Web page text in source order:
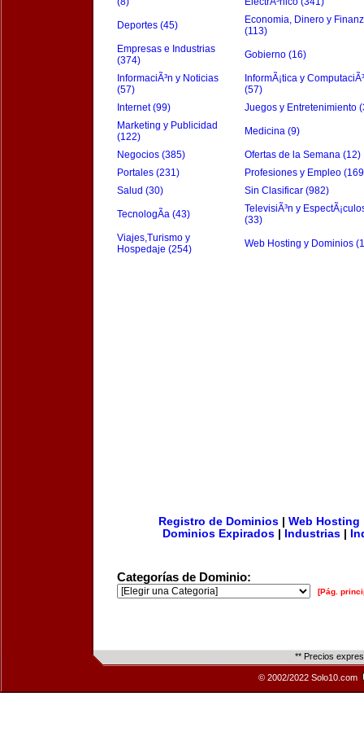
Deportes (45)
Economia, Dinero y
(113)
Empresas e Industrias
(374)
Gobierno (16)
InformaciÃ³n y Noticias
(57)
InformÃ¡tica y
(57)
Internet (99)
Juegos y Entretenimiento
Marketing y Publicidad
(122)
Medicina (9)
Negocios (385)
Ofertas de la Semana (12)
Portales (231)
Profesiones y Empleo
Salud (30)
Sin Clasificar (982)
TecnologÃ­a (43)
TelevisiÃ³n y
(33)
Viajes,Turismo y
Hospedaje (254)
Web Hosting y Dominios
Registro de Dominios| Web Hosting
Dominios Expirados
Industrias
Categorías de Dominio:
[Pág.
** Precios
© 2002/2022 Solo10.com